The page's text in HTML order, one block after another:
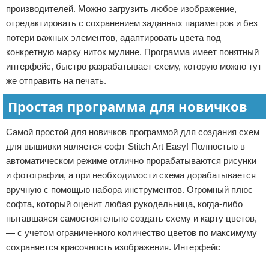
производителей. Можно загрузить любое изображение,
отредактировать с сохранением заданных параметров и без
потери важных элементов, адаптировать цвета под
конкретную марку ниток мулине. Программа имеет понятный
интерфейс, быстро разрабатывает схему, которую можно тут
же отправить на печать.
Простая программа для новичков
Самой простой для новичков программой для создания схем
для вышивки является софт Stitch Art Easy! Полностью в
автоматическом режиме отлично прорабатываются рисунки
и фотографии, а при необходимости схема дорабатывается
вручную с помощью набора инструментов. Огромный плюс
софта, который оценит любая рукодельница, когда-либо
пытавшаяся самостоятельно создать схему и карту цветов,
— с учетом ограниченного количество цветов по максимуму
сохраняется красочность изображения. Интерфейс